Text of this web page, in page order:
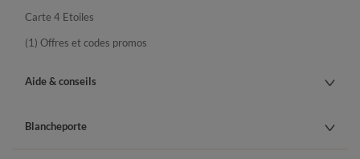
Carte 4 Etoiles
(1) Offres et codes promos
Aide & conseils
Blancheporte